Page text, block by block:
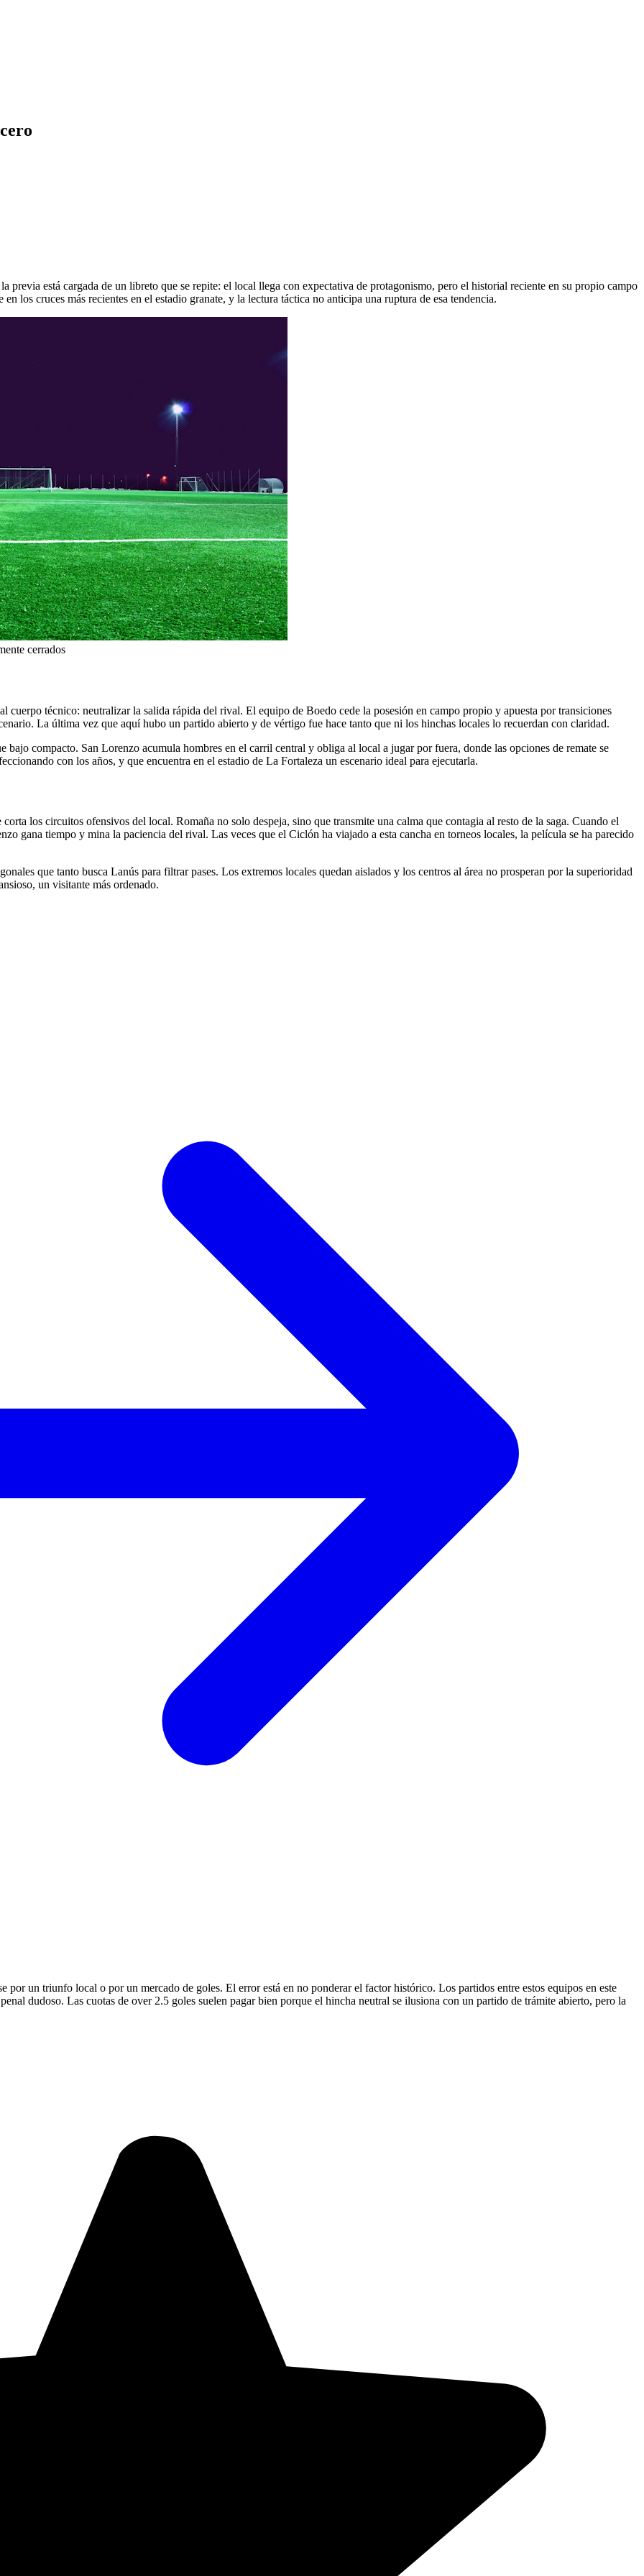
está cargada de un libreto que se repite: el local llega con expectativa de protagonismo, pero el historial reciente en su propio campo
los cruces más recientes en el estadio granate, y la lectura táctica no anticipa una ruptura de esa tendencia.
cerrados
cuerpo técnico: neutralizar la salida rápida del rival. El equipo de Boedo cede la posesión en campo propio y apuesta por transiciones
La última vez que aquí hubo un partido abierto y de vértigo fue hace tanto que ni los hinchas locales lo recuerdan con claridad.
compacto. San Lorenzo acumula hombres en el carril central y obliga al local a jugar por fuera, donde las opciones de remate se
con los años, y que encuentra en el estadio de La Fortaleza un escenario ideal para ejecutarla.
los circuitos ofensivos del local. Romaña no solo despeja, sino que transmite una calma que contagia al resto de la saga. Cuando el
gana tiempo y mina la paciencia del rival. Las veces que el Ciclón ha viajado a esta cancha en torneos locales, la película se ha parecido
que tanto busca Lanús para filtrar pases. Los extremos locales quedan aislados y los centros al área no prosperan por la superioridad
un visitante más ordenado.
un triunfo local o por un mercado de goles. El error está en no ponderar el factor histórico. Los partidos entre estos equipos en este
dudoso. Las cuotas de over 2.5 goles suelen pagar bien porque el hincha neutral se ilusiona con un partido de trámite abierto, pero la